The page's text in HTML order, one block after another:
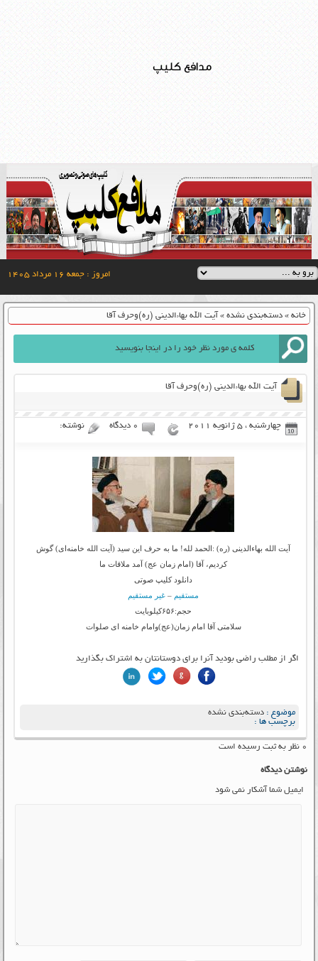
مدافع کلیپ
امروز : جمعه ۱۶ مرداد ۱۴۰۵
خانه» دسته‌بندی نشده» آیت الله بهاءالدینی (ره)وحرف آقا
آیت الله بهاءالدینی (ره)وحرف آقا
چهارشنبه ، 5 ژانویه 2011 ۰ دیدگاه نوشته:
آیت الله بهاءالدینی (ره) :الحمد لله! ما به حرف این سید (آیت الله خامنه‌ای) گوش
کردیم، آقا (امام زمان عج) آمد ملاقات ما
دانلود کلیپ صوتی
مستقیم – غیر مستقیم
حجم:۶۵۶کیلوبایت
سلامتی آقا امام زمان(عج)وامام خامنه ای صلوات
اگر از مطلب راضی بودید آنرا برای دوستانتان به اشتراک بگذارید
موضوع :دسته‌بندی نشده
برچسب ها :
۰ نظر به ثبت رسیده است
نوشتن دیدگاه
ایمیل شما آشکار نمی شود